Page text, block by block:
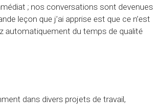
; nos conversations sont devenues
leçon que j’ai apprise est que ce n’est
automatiquement du temps de qualité
dans divers projets de travail,